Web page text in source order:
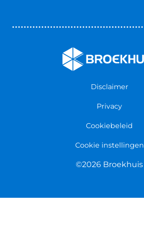
Nieuws & Blogs
Algemene voorwaarden
Disclaimer
Privacy
Cookiebeleid
Cookie instellingen
©2026 Broekhuis